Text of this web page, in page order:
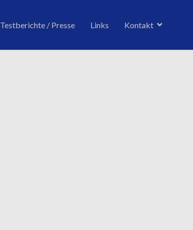
Testberichte / Presse Links Kontakt